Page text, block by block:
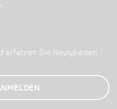
erfahren Sie Neuigkeiten